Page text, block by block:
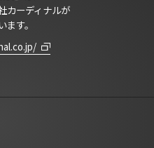
カーディナルが
ます。